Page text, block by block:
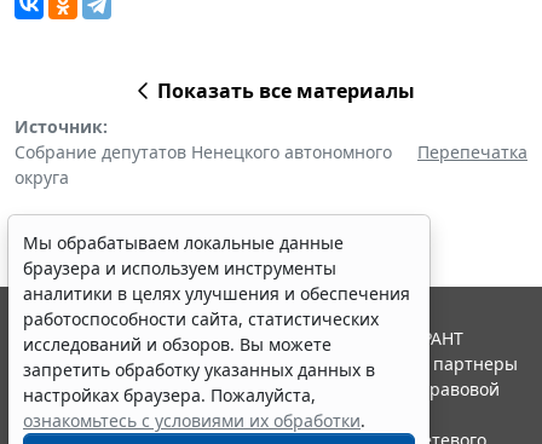
Показать все материалы
Источник:
Собрание депутатов Ненецкого автономного
округа
Перепечатка
Мы обрабатываем локальные данные
браузера и используем инструменты
аналитики в целях улучшения и обеспечения
работоспособности сайта, статистических
исследований и обзоров. Вы можете
запретить обработку указанных данных в
настройках браузера. Пожалуйста,
ознакомьтесь с условиями их обработки.
© ООО "НПП "ГАРАНТ-СЕРВИС", 2026. Система ГАРАНТ
выпускается с 1990 года. Компания "Гарант" и ее партнеры
являются участниками Российской ассоциации правовой
информации ГАРАНТ.
Портал ГАРАНТ.РУ зарегистрирован в качестве сетевого